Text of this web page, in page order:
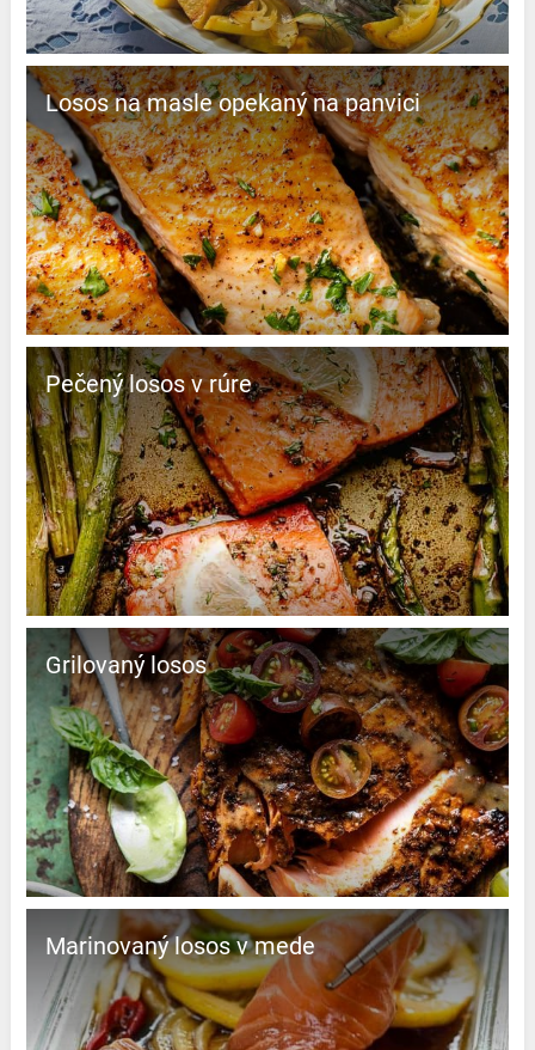
Losos na masle opekaný na panvici
Pečený losos v rúre
Grilovaný losos
Marinovaný losos v mede